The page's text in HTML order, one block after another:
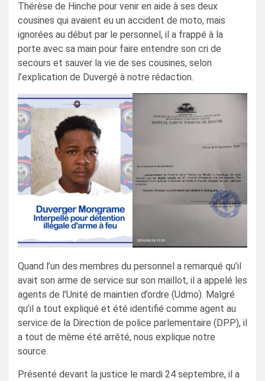
Thérèse de Hinche pour venir en aide à ses deux
cousines qui avaient eu un accident de moto, mais
ignorées au début par le personnel, il a frappé à la
porte avec sa main pour faire entendre son cri de
secours et sauver la vie de ses cousines, selon
l’explication de Duvergé à notre rédaction.
Quand l’un des membres du personnel a remarqué qu’il
avait son arme de service sur son maillot, il a appelé les
agents de l’Unité de maintien d’ordre (Udmo). Malgré
qu’il a tout expliqué et été identifié comme agent au
service de la Direction de police parlementaire (DPP), il
a tout de même été arrêté, nous explique notre
source.
Présenté devant la justice le mardi 24 septembre, il a